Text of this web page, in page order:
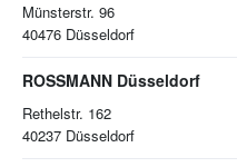
Münsterstr. 96
40476 Düsseldorf
ROSSMANN Düsseldorf
Rethelstr. 162
40237 Düsseldorf